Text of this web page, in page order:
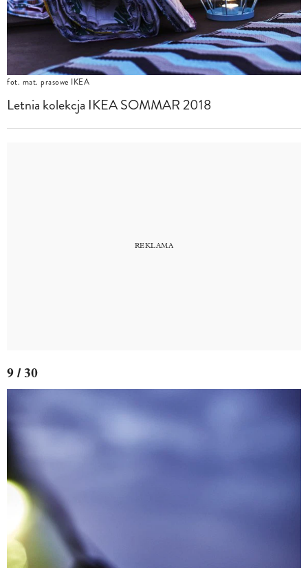
fot. mat. prasowe IKEA
Letnia kolekcja IKEA SOMMAR 2018
9 / 30